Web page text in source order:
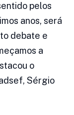
pelos
anos, será
debate e
a
o
Sérgio